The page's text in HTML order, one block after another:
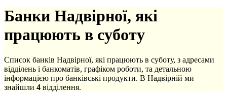
Банки Надвірної, які
працюють в суботу
Список банків Надвірної, які працюють в суботу, з адресами
відділень і банкоматів, графіком роботи, та детальною
інформацією про банківські продукти. В Надвірній ми
знайшли 4 відділення.